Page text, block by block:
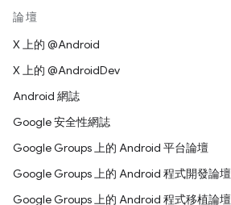
論壇
X 上的 @Android
X 上的 @AndroidDev
Android 網誌
Google 安全性網誌
Google Groups 上的 Android 平台論壇
Google Groups 上的 Android 程式開發論壇
Google Groups 上的 Android 程式移植論壇